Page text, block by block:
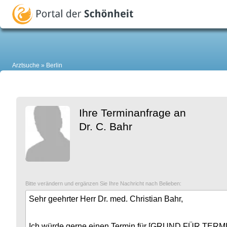
Arztsuche Berlin
Ihre Terminanfrage an
Dr. C. Bahr
Bitte verändern und ergänzen Sie Ihre Nachricht nach Belieben: